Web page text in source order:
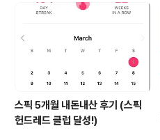
스픽 5개월 내돈내산 후기 (스픽
헌드레드 클럽 달성!)